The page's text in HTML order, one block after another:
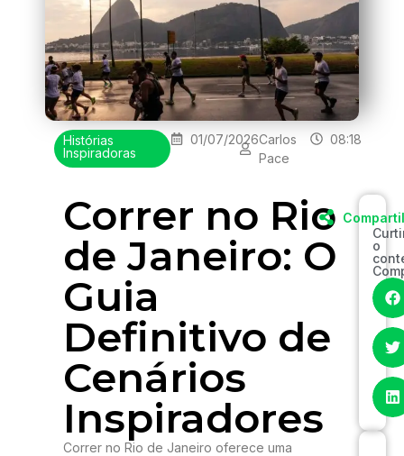
Histórias
Inspiradoras
01/07/2026Carlos
Pace
08:18
Correr no Rio
de Janeiro: O
Guia
Definitivo de
Cenários
Inspiradores
Correr no Rio de Janeiro oferece uma
o